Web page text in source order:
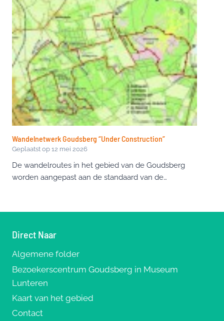
Wandelnetwerk Goudsberg “Under Construction”
Geplaatst op 12 mei 2026
De wandelroutes in het gebied van de Goudsberg
worden aangepast aan de standaard van de…
Direct Naar
Algemene folder
Bezoekerscentrum Goudsberg in Museum
Lunteren
Kaart van het gebied
Contact